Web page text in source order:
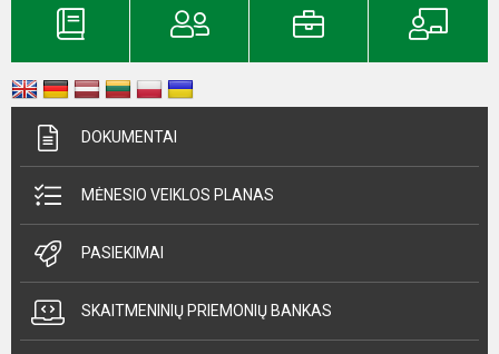
DOKUMENTAI
MĖNESIO VEIKLOS PLANAS
PASIEKIMAI
SKAITMENINIŲ PRIEMONIŲ BANKAS